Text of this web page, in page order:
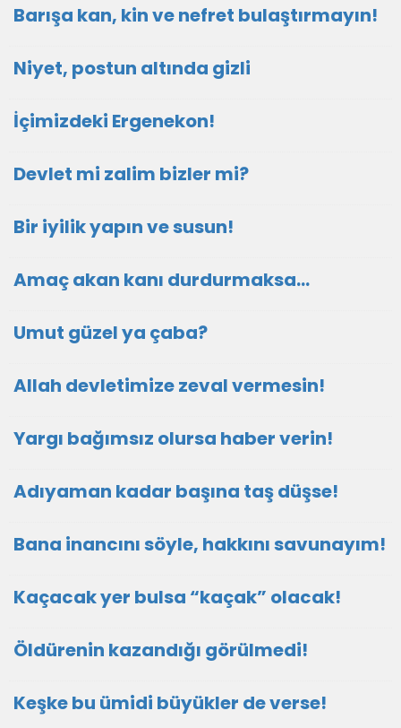
Barışa kan, kin ve nefret bulaştırmayın!
Niyet, postun altında gizli
İçimizdeki Ergenekon!
Devlet mi zalim bizler mi?
Bir iyilik yapın ve susun!
Amaç akan kanı durdurmaksa…
Umut güzel ya çaba?
Allah devletimize zeval vermesin!
Yargı bağımsız olursa haber verin!
Adıyaman kadar başına taş düşse!
Bana inancını söyle, hakkını savunayım!
Kaçacak yer bulsa “kaçak” olacak!
Öldürenin kazandığı görülmedi!
Keşke bu ümidi büyükler de verse!